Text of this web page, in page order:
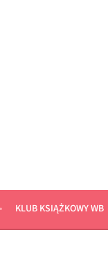
KLUB KSIĄŻKOWY WB